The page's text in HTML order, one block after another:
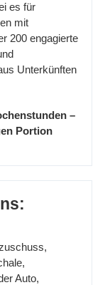
es für
mit
200 engagierte
Unterkünften
–
Portion
Auto,